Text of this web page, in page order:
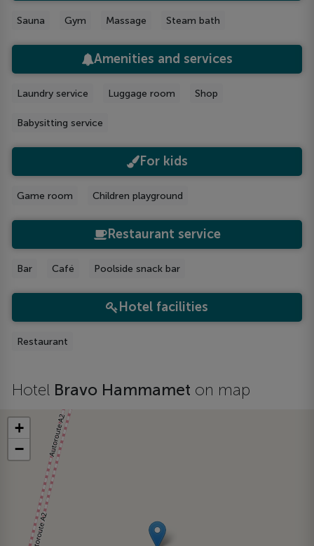
Sauna Gym Massage Steam bath
Amenities and services
Laundry service Luggage room Shop
Babysitting service
For kids
Game room Children playground
Restaurant service
Bar Café Poolside snack bar
Hotel facilities
Restaurant
Hotel Bravo Hammamet on map
+
−